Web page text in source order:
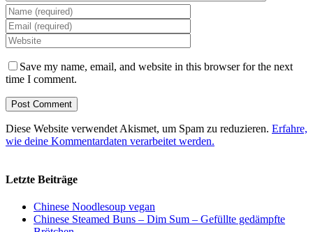
Save my name, email, and website in this browser for the next
time I comment.
Diese Website verwendet Akismet, um Spam zu reduzieren. Erfahre,
wie deine Kommentardaten verarbeitet werden.
Letzte Beiträge
Chinese Noodlesoup vegan
Chinese Steamed Buns – Dim Sum – Gefüllte gedämpfte